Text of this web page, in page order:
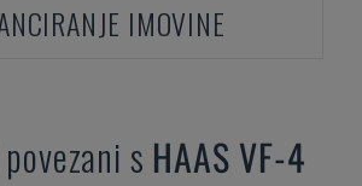
IMOVINE
s HAAS VF-4